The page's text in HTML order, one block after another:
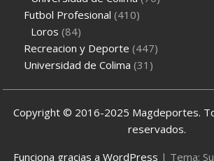
Futbol Profesional (410)
Loros (84)
Recreacion y Deporte (447)
Universidad de Colima (31)
Copyright © 2016-2025 Magdeportes.
reservados.
Funciona gracias a WordPress | Tema: